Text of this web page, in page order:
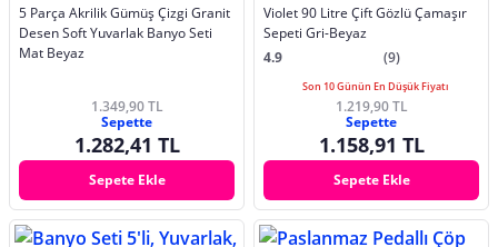
5 Parça Akrilik Gümüş Çizgi Granit
Desen Soft Yuvarlak Banyo Seti
Mat Beyaz
1.349,90 TL
Sepette
1.282,41 TL
Sepete Ekle
Violet 90 Litre Çift Gözlü Çamaşır
Sepeti Gri-Beyaz
4.9
(9)
Son 10 Günün En Düşük Fiyatı
1.219,90 TL
Sepette
1.158,91 TL
Sepete Ekle